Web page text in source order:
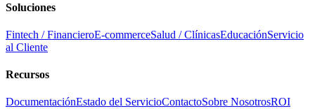
Soluciones
Fintech / FinancieroE-commerceSalud / ClínicasEducaciónServicio
al Cliente
Recursos
DocumentaciónEstado del ServicioContactoSobre NosotrosROI